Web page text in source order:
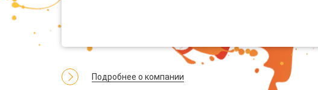
Подробнее о компании